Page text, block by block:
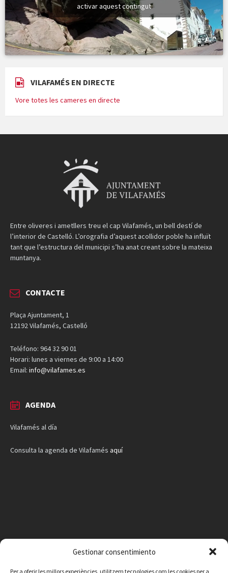
Gestionar consentimiento
Per a oferir les millors experiències, utilitzem tecnologies com les cookies per a
activar aquest contingut
VILAFAMÉS EN DIRECTE
Vore totes les cameres en directe
Entre oliveres i ametllers treu el cap Vilafamés, un bell destí de
l’interior de Castelló. L’orografia d’aquest acollidor poble ha influït
tant que l’estructura del municipi s’ha anat creant sobre la mateixa
muntanya.
CONTACTE
Plaça Ajuntament, 1
12192 Vilafamés, Castelló
Teléfono: 964 32 90 01
Horari: lunes a viernes de 9:00 a 14:00
Email: info@vilafames.es
AGENDA
Vilafamés al día
Consulta la agenda de Vilafamés aquí